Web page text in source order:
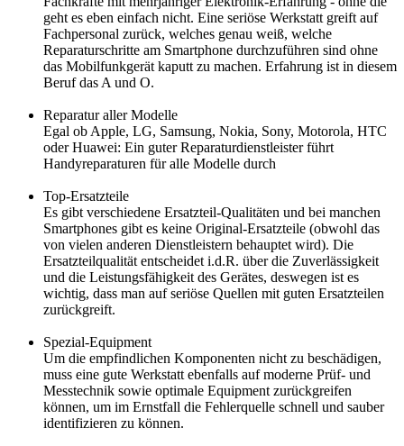
geht es eben einfach nicht. Eine seriöse Werkstatt greift auf
Fachpersonal zurück, welches genau weiß, welche
Reparaturschritte am Smartphone durchzuführen sind ohne
das Mobilfunkgerät kaputt zu machen. Erfahrung ist in diesem
Beruf das A und O.
Reparatur aller Modelle
Egal ob Apple, LG, Samsung, Nokia, Sony, Motorola, HTC
oder Huawei: Ein guter Reparaturdienstleister führt
Handyreparaturen für alle Modelle durch
Top-Ersatzteile
Es gibt verschiedene Ersatzteil-Qualitäten und bei manchen
Smartphones gibt es keine Original-Ersatzteile (obwohl das
von vielen anderen Dienstleistern behauptet wird). Die
Ersatzteilqualität entscheidet i.d.R. über die Zuverlässigkeit
und die Leistungsfähigkeit des Gerätes, deswegen ist es
wichtig, dass man auf seriöse Quellen mit guten Ersatzteilen
zurückgreift.
Spezial-Equipment
Um die empfindlichen Komponenten nicht zu beschädigen,
muss eine gute Werkstatt ebenfalls auf moderne Prüf- und
Messtechnik sowie optimale Equipment zurückgreifen
können, um im Ernstfall die Fehlerquelle schnell und sauber
identifizieren zu können.